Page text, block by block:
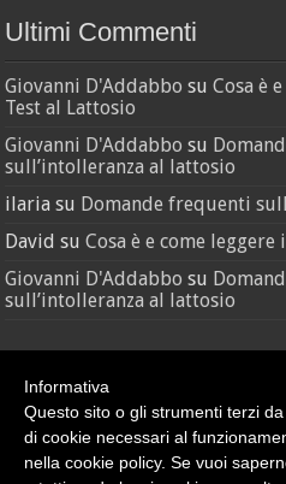
Ultimi Commenti
Giovanni D'Addabbo suCosa è
Test al Lattosio
Giovanni D'Addabbo su
sull’intolleranza al lattosio
ilaria su Domande frequenti
David suCosa è e come
Giovanni D'Addabbo su
sull’intolleranza al lattosio
Informativa
Questo sito o gli strumenti terzi
di cookie necessari al
nella cookie policy. Se vuoi